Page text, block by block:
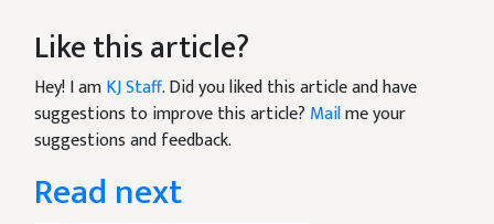
Like this article?
Hey! I amKJ Staff. Did you liked this article and have
suggestions to improve this article? Mailme your
suggestions and feedback.
Read next